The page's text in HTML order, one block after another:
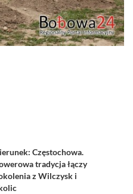
Częstochowa.
tradycja łączy
z Wilczysk i